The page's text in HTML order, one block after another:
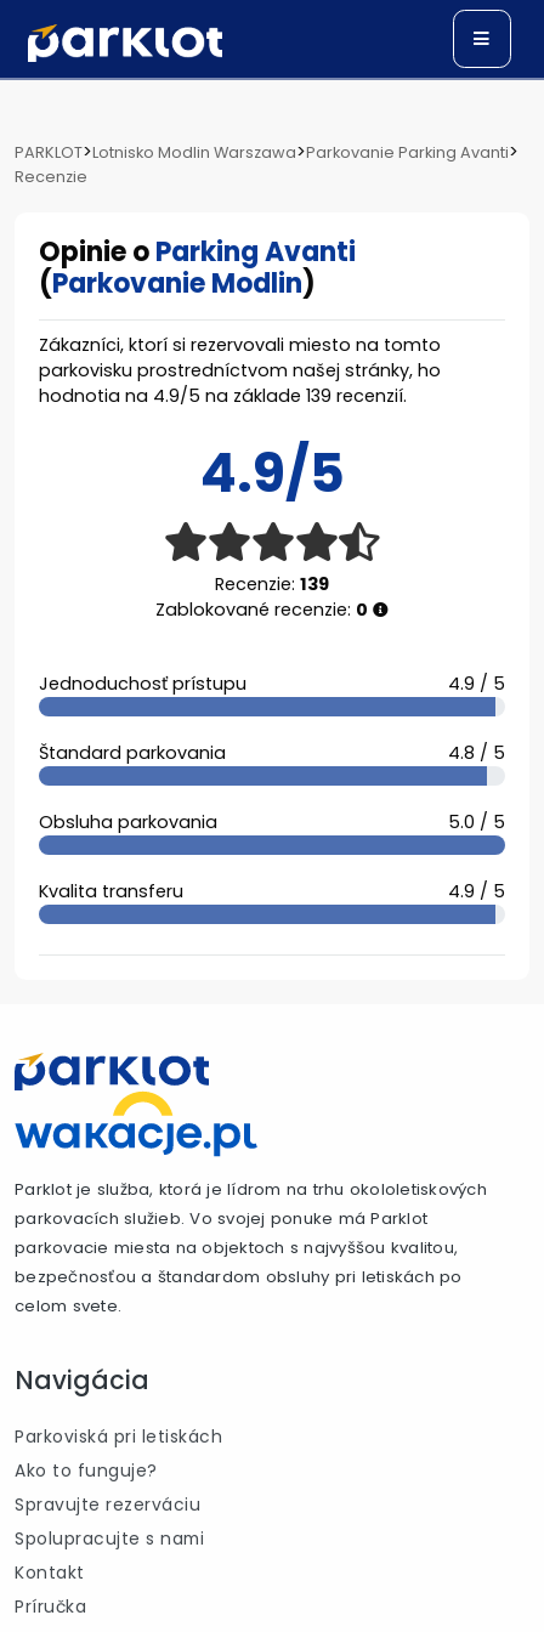
PARKLOT>Lotnisko Modlin Warszawa>Parkovanie Parking Avanti>
Recenzie
Opinie oParking Avanti
(Parkovanie Modlin)
Zákazníci, ktorí si rezervovali miesto na tomto
parkovisku prostredníctvom našej stránky, ho
hodnotia na 4.9/5 na základe 139 recenzií.
4.9/5
Recenzie: 139
Zablokované recenzie: 0
Jednoduchosť prístupu 4.9 / 5
Štandard parkovania 4.8 / 5
Obsluha parkovania 5.0 / 5
Kvalita transferu 4.9 / 5
Parklot je služba, ktorá je lídrom na trhu okololetiskových
parkovacích služieb. Vo svojej ponuke má Parklot
parkovacie miesta na objektoch s najvyššou kvalitou,
bezpečnosťou a štandardom obsluhy pri letiskách po
celom svete.
Navigácia
Parkoviská pri letiskách
Ako to funguje?
Spravujte rezerváciu
Spolupracujte s nami
Kontakt
Príručka